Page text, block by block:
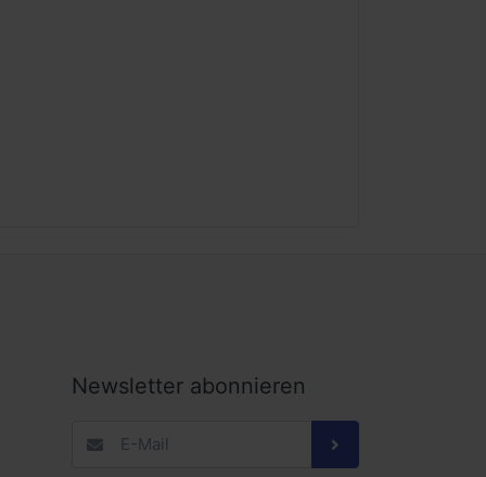
Newsletter abonnieren